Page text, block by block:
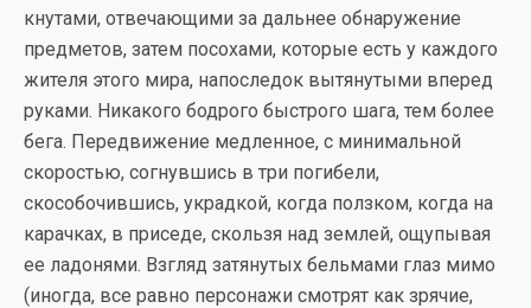
кнутами, отвечающими за дальнее обнаружение
предметов, затем посохами, которые есть у каждого
жителя этого мира, напоследок вытянутыми вперед
руками. Никакого бодрого быстрого шага, тем более
бега. Передвижение медленное, с минимальной
скоростью, согнувшись в три погибели,
скособочившись, украдкой, когда ползком, когда на
карачках, в приседе, скользя над землей, ощупывая
ее ладонями. Взгляд затянутых бельмами глаз мимо
(иногда, все равно персонажи смотрят как зрячие,